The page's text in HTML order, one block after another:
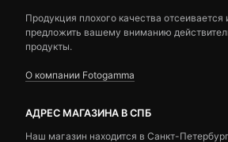
Продукция плохого качества
предложить вашему вниманию
продукты.
О компании Fotogamma
АДРЕС МАГАЗИНА В СПБ
Наш магазин находится в Санкт-